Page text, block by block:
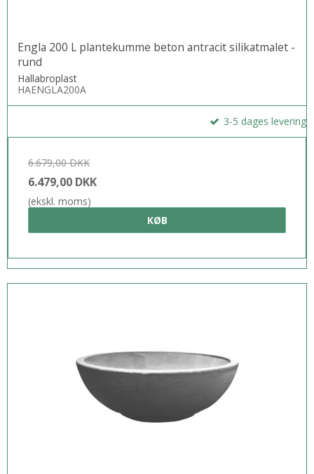
Engla 200 L plantekumme beton antracit silikatmalet -
rund
Hallabroplast
HAENGLA200A
3-5 dages levering
6.679,00 DKK
6.479,00 DKK
(ekskl. moms)
KØB